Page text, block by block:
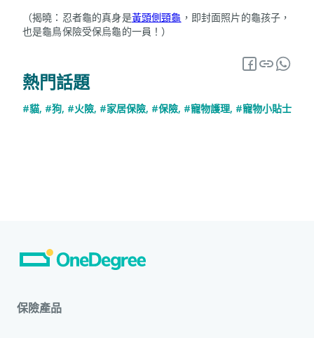
（揭曉：忍者龜的真身是黃頭側頸⿔ ，即封面照片的龜孩子，
也是龜鳥保險受保烏龜的一員！）
熱門話題
#貓, #狗, #火險, #家居保險, #保險, #寵物護理, #寵物小貼士
保險產品